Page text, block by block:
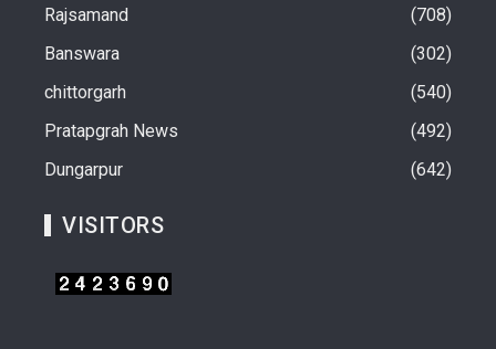
Rajsamand
708
Banswara
302
chittorgarh
540
Pratapgrah News
492
Dungarpur
642
VISITORS